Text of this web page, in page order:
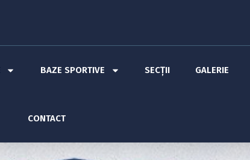
BAZE SPORTIVE SECȚII GALERIE
CONTACT